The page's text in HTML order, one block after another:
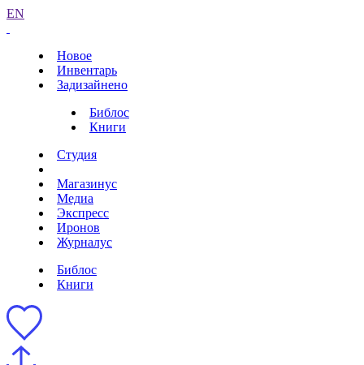
EN
Новое
Инвентарь
Задизайнено
Библос
Книги
Студия
Магазинус
Медиа
Экспресс
Иронов
Журналус
Библос
Книги